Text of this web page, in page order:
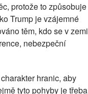
protože to způsobuje
Trump je vzájemné
těm, kdo se v zemi
nebezpeční
hranic, aby
tyto pohyby je třeba